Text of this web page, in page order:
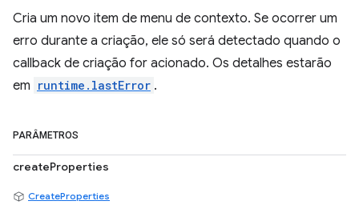
Cria um novo item de menu de contexto. Se ocorrer um
erro durante a criação, ele só será detectado quando o
callback de criação for acionado. Os detalhes estarão
em runtime.lastError .
PARÂMETROS
createProperties
CreateProperties